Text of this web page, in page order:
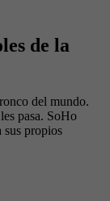
de la
del mundo.
pasa. SoHo
sus propios